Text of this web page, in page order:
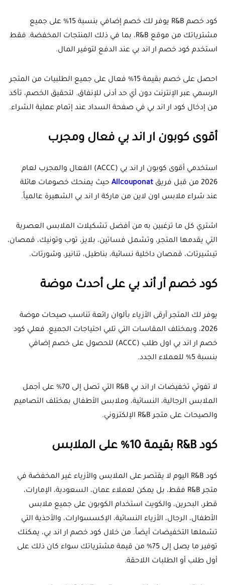
كود خصم R&B يوفر لك خصم إضافي بنسبة 15% على جميع
مشترياتك من موقع R&B، بما في ذلك المنتجات المخفضة. فقط
استخدم كود خصم ار اند بي عند الدفع لتوفير المال.
احصل على خصم بقيمة 15% فعال على جميع الطلبيات من المتجر
الرسمي عبر الإنترنت دون أي حد أدنى للإنفاق. لتحقيق الخصم، تأكد
من إدخال كود ار اند بي في صفحة السداد عند إتمام عملية الشراء.
أقوى كوبون ار اند بي فعال ومجرب
استخدمي أقوى كوبون ار اند بي (ACCC) الفعال والمجرب لعام
2026 من قبل فريق
حيث يمنحك خصومات هائلة
عند شراء ملابس اون لاين من ماركة ار اند بي الشهيرة عالمياً.
اشتري كل ما ترغبين به من أفضل تشكيلات الملابس العصرية
التي يقدمها المتجر، وتشمل فساتين، بلايز، توب وتونيك، قمصان،
تيشيرتات، قمصان داخلية نسائية، بناطيل، تنانير، وشورتات.
كود خصم أر أند بي على أحدث موضة
يوفر لك المتجر أرقى الأزياء بألوان رائعة تناسب صيحات موضة
2026، وبمختلف المقاسات التي تلبي احتياجات الجميع. فعلي كود
خصم ار اند بي اول طلب (ACCC) للحصول على خصم إضافي
بنسبة 5% للعملاء الجدد.
لا تفوتي تخفيضات ار اند بي R&B التي تصل إلى 70% على أجمل
الملابس الرجالية، النسائية، وملابس الأطفال بمختلف التصاميم
والصيحات على متجر R&B الإلكتروني.
كود R&B بقيمة 10% على الملابس
كود R&B اليوم لا يقتصر على الملابس والأزياء غير المخفضة في
متجر R&B فقط، بل يمكن لعملاء عمان، السعودية، الإمارات،
قطر، البحرين، والكويت استخدام الكوبون على جميع ملابس
الأطفال، الرجال، الأزياء النسائية، الإكسسوارات، والأحذية التي
تشملها التخفيضات أيضاً. من خلال كود خصم ار اند بي، يمكنك
توفير ما يصل إلى 75% من قيمة مشترياتك سواء كان ذلك على
أول طلب أو الطلبات اللاحقة.